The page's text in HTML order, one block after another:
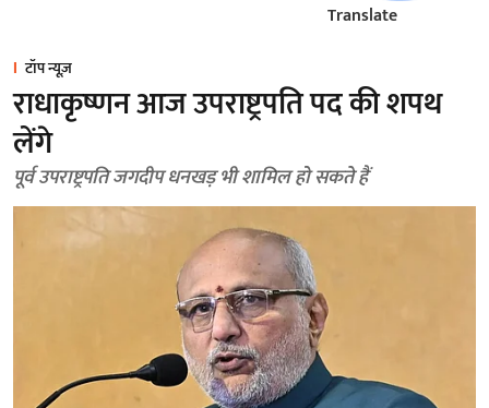
Translate
टॉप न्यूज़
राधाकृष्णन आज उपराष्ट्रपति पद की शपथ
लेंगे
पूर्व उपराष्ट्रपति जगदीप धनखड़ भी शामिल हो सकते हैं